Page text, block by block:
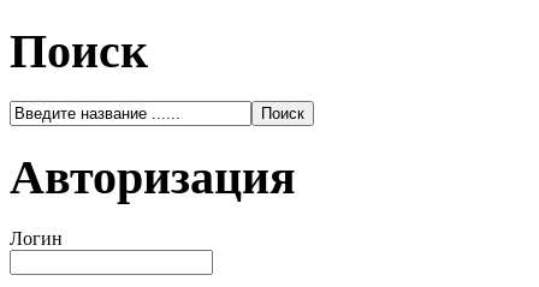
Поиск
Авторизация
Логин